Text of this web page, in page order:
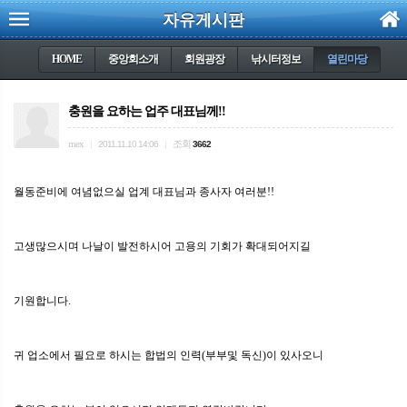
자유게시판
HOME 중앙회소개 회원광장 낚시터정보 열린마당
충원을 요하는 업주 대표님께!!
mex 2011.11.10 14:06 조회 3662
월동준비에 여념없으실 업계 대표님과 종사자 여러분!!
고생많으시며 나날이 발전하시어 고용의 기회가 확대되어지길
기원합니다.
귀 업소에서 필요로 하시는 합법의 인력(부부및 독신)이 있사오니